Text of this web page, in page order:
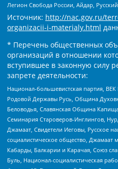
Легион Свобода России, Айдар,
Источник: http://nac.gov.ru/
organizacii-i-materialy.html
* Перечень общественных
организаций в отношении
вступившее в законную силу
запрете деятельности:
Национал-большевистская партия,
Родовой Державы Русь, Община
Беловодья, Славянская Община
Семинария Староверов-Инглингов,
Джамаат, Свидетели Иеговы, Русское
социалистическое общество,
Кабарды, Балкарии и Карачая, Союз
Буль, Национал-социалистическая